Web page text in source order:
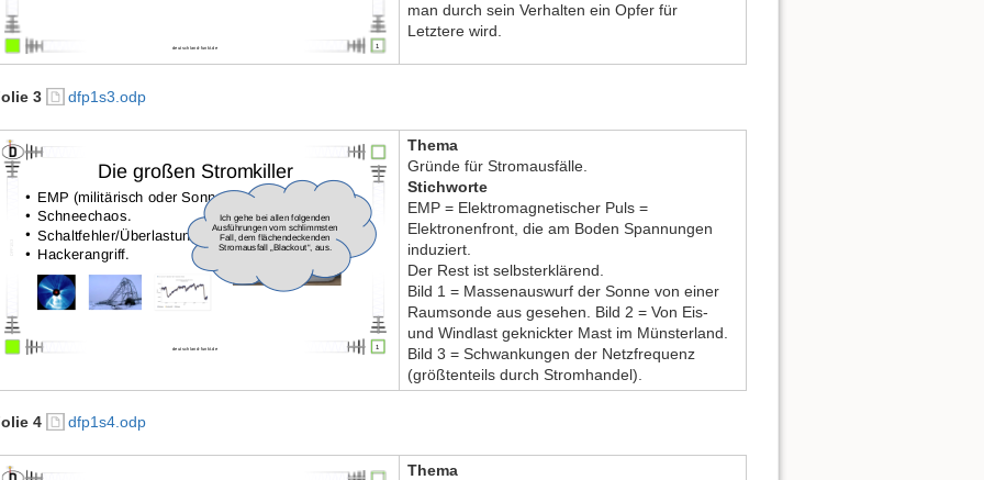
man durch sein Verhalten ein Opfer für
Letztere wird.
3 dfp1s3.odp
Thema
Gründe für Stromausfälle.
Stichworte
EMP = Elektromagnetischer Puls =
Elektronenfront, die am Boden Spannungen
induziert.
Der Rest ist selbsterklärend.
Bild 1 = Massenauswurf der Sonne von einer
Raumsonde aus gesehen. Bild 2 = Von Eis-
und Windlast geknickter Mast im Münsterland.
Bild 3 = Schwankungen der Netzfrequenz
(größtenteils durch Stromhandel).
4 dfp1s4.odp
Thema